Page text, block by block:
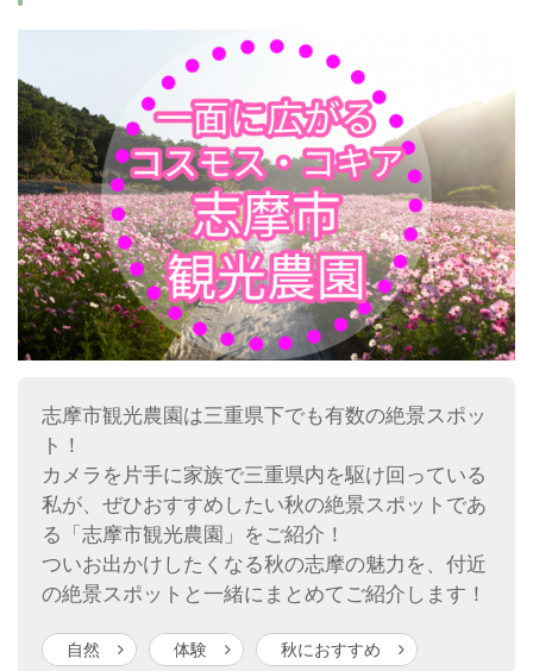
志摩市観光農園は三重県下でも有数の絶景スポッ
ト！
カメラを片手に家族で三重県内を駆け回っている
私が、ぜひおすすめしたい秋の絶景スポットであ
る「志摩市観光農園」をご紹介！
ついお出かけしたくなる秋の志摩の魅力を、付近
の絶景スポットと一緒にまとめてご紹介します！
自然 体験 秋におすすめ